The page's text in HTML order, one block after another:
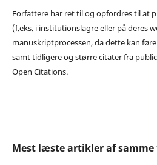
Forfattere har ret til og opfordres til at
(f.eks. i institutionslagre eller på deres
manuskriptprocessen, da dette kan
samt tidligere og større citater fra
Open Citations.
Mest læste artikler af